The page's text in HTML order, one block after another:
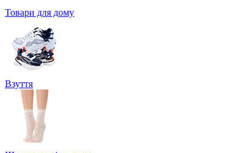
Товари для дому
Взуття